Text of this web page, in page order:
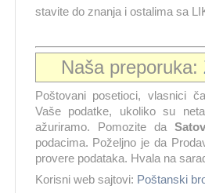
stavite do znanja i ostalima sa
Naša preporuka:
Poštovani posetioci, vlasnici
Vaše podatke, ukoliko su
ažuriramo. Pomozite da
podacima. Poželjno je da
provere podataka. Hvala na
Korisni web sajtovi: Poštanski